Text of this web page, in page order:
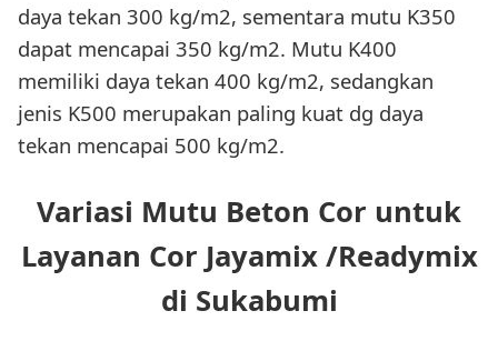
daya tekan 300 kg/m2, sementara mutu K350
dapat mencapai 350 kg/m2. Mutu K400
memiliki daya tekan 400 kg/m2, sedangkan
jenis K500 merupakan paling kuat dg daya
tekan mencapai 500 kg/m2.
Variasi Mutu Beton Cor untuk
Layanan Cor Jayamix /Readymix
di Sukabumi